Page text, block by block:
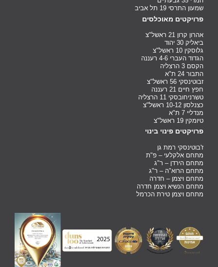
שמעון התרסי 19 תל אביב
פרויקטים מאוכלסים
אהרון קרון 21 ראשל"צ
ביאליק 30 יהוד
גלוסקין 10 ראשל"צ
הגדוד העברי 4-6 רעננה
הקסם 3 הרצליה
התבור 24 ת"א
זבוטינסקי 56 ראשל"צ
חפץ חיים 21 רעננה
טשרניחובסקי 11 הרצליה
כצנלסון 10-12 ראשל"צ
מנדליי 7 ת"א
טיומקין 19 ראשל"צ
פרויקטים פינוי בינוי
ז'בוטינסקי רמת גן
מתחם אלקלעי – פ"ת
מתחם הירדן – ר"ג
מתחם הרוא"ה – ר"ג
מתחם ויצמן – חדרה
מתחם הנשיא ויצמן חדרה
מתחם ויצמן טירת הכרמל